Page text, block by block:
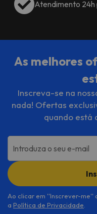
Atendimento 24h
As melhores
Inscreva-se na
nada! Ofertas
quando está
Introduza o seu e-mail
Ao clicar em ''Inscrever-
a Política de Privacidade